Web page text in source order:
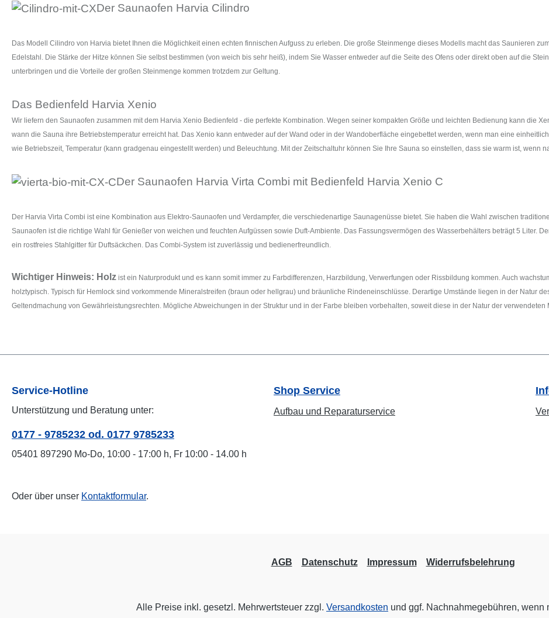
Der Saunaofen Harvia Cilindro
Das Modell Cilindro von Harvia bietet Ihnen die Möglichkeit einen echten finnischen Aufguss zu erleben. Die große Steinmenge dieses Modells macht das Saunieren
Edelstahl. Die Stärke der Hitze können Sie selbst bestimmen (von weich bis sehr heiß), indem Sie Wasser entweder auf die Seite des Ofens oder direkt oben auf die
unterbringen und die Vorteile der großen Steinmenge kommen trotzdem zur Geltung.
Das Bedienfeld Harvia Xenio
Wir liefern den Saunaofen zusammen mit dem Harvia Xenio Bedienfeld - die perfekte Kombination. Wegen seiner kompakten Größe und leichten Bedienung kann die
wann die Sauna ihre Betriebstemperatur erreicht hat. Das Xenio kann entweder auf der Wand oder in der Wandoberfläche eingebettet werden, wenn man eine
wie Betriebszeit, Temperatur (kann gradgenau eingestellt werden) und Beleuchtung. Mit der Zeitschaltuhr können Sie Ihre Sauna so einstellen, dass sie warm ist, wenn
Der Saunaofen Harvia Virta Combi mit Bedienfeld Harvia Xenio C
Der Harvia Virta Combi ist eine Kombination aus Elektro-Saunaofen und Verdampfer, die verschiedenartige Saunagenüsse bietet. Sie haben die Wahl zwischen
Saunaofen ist die richtige Wahl für Genießer von weichen und feuchten Aufgüssen sowie Duft-Ambiente. Das Fassungsvermögen des Wasserbehälters beträgt 5 Liter.
ein rostfreies Stahlgitter für Duftsäckchen. Das Combi-System ist zuverlässig und bedienerfreundlich.
Wichtiger Hinweis: Holz ist ein Naturprodukt und es kann somit immer zu Farbdifferenzen, Harzbildung, Verwerfungen oder Rissbildung kommen. Auch
holztypisch. Typisch für Hemlock sind vorkommende Mineralstreifen (braun oder hellgrau) und bräunliche Rindeneinschlüsse. Derartige Umstände liegen in der Natur
Geltendmachung von Gewährleistungsrechten. Mögliche Abweichungen in der Struktur und in der Farbe bleiben vorbehalten, soweit diese in der Natur der
Service-Hotline
Unterstützung und Beratung unter:
0177 - 9785232 od. 0177 9785233
05401 897290 Mo-Do, 10:00 - 17:00 h, Fr 10:00 - 14.00 h
Oder über unser Kontaktformular.
Shop Service
Aufbau und Reparaturservice
AGB Datenschutz Impressum Widerrufsbelehrung
Alle Preise inkl. gesetzl. Mehrwertsteuer zzgl. Versandkosten und ggf. Nachnahmegebühren, wenn